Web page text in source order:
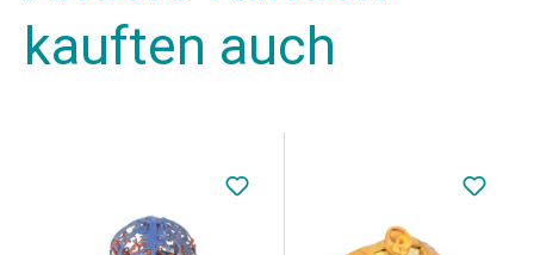
kauften auch